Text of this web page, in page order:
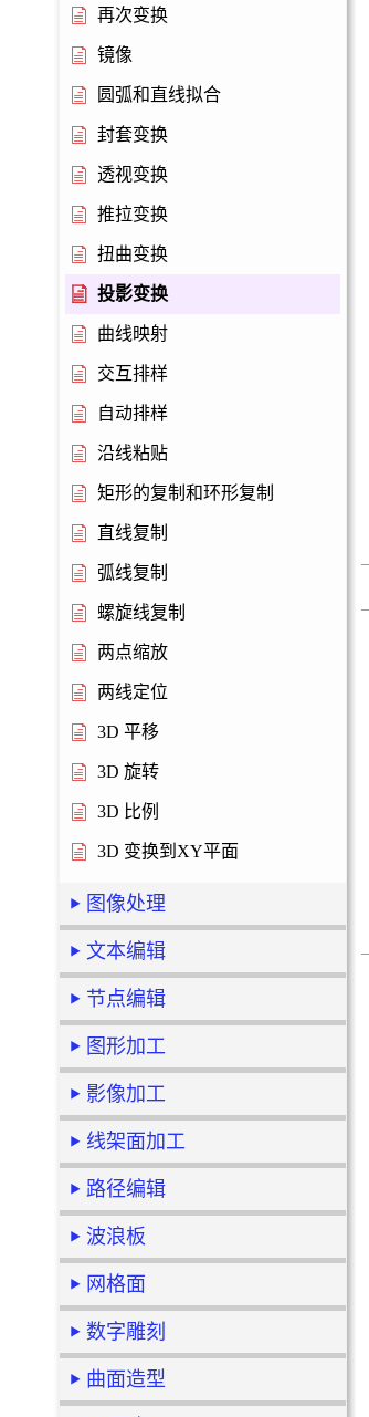
再次变换
镜像
圆弧和直线拟合
封套变换
透视变换
推拉变换
扭曲变换
投影变换
曲线映射
交互排样
自动排样
沿线粘贴
矩形的复制和环形复制
直线复制
弧线复制
螺旋线复制
两点缩放
两线定位
3D 平移
3D 旋转
3D 比例
3D 变换到XY平面
图像处理
文本编辑
节点编辑
图形加工
影像加工
线架面加工
路径编辑
波浪板
网格面
数字雕刻
曲面造型